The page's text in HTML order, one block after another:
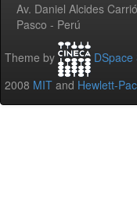
Av. Daniel Alcides
Pasco - Perú
Theme by DSpace
2008 MIT and Hewlett-